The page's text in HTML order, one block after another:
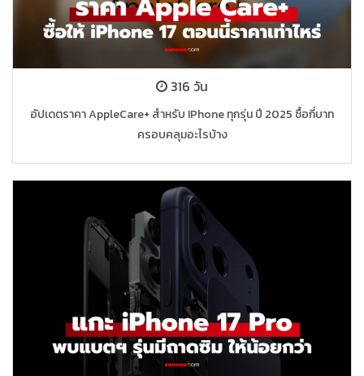
316 วัน
อัปเดตราคา AppleCare+ สำหรับ IPhone ทุกรุ่น ปี 2025 ซื้อกี่บาท
ครอบคลุมอะไรบ้าง